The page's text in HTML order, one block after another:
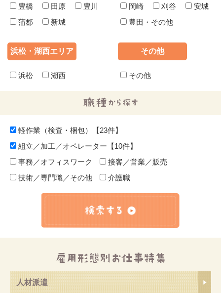
豊橋 田原
豊川
蒲郡
新城
岡崎 刈谷
安城
豊田・その他
浜松・湖西エリア
浜松 湖西
その他
その他
軽作業（検査・梱包）【23件】
組立／加工／オペレーター【10件】
事務／オフィスワーク
接客／営業／販売
技術／専門職／その他
介護職
人材派遣